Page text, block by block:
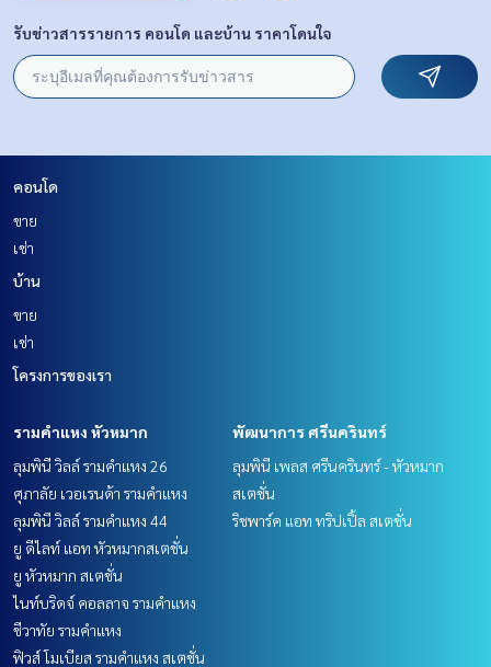
รับข่าวสารรายการ คอนโด และบ้าน ราคาโดนใจ
คอนโด
ขาย
เช่า
บ้าน
ขาย
เช่า
โครงการของเรา
รามคำแหง หัวหมาก
ลุมพินี วิลล์ รามคำแหง 26
ศุภาลัย เวอเรนด้า รามคำแหง
ลุมพินี วิลล์ รามคำแหง 44
ยู ดีไลท์ แอท หัวหมากสเตชั่น
ยู หัวหมาก สเตชั่น
ไนท์บริดจ์ คอลลาจ รามคำแหง
ชีวาทัย รามคำแหง
ฟิวส์ โมเบียส รามคำแหง สเตชั่น
พัฒนาการ ศรีนครินทร์
ลุมพินี เพลส ศรีนครินทร์ - หัวหมาก
สเตชั่น
ริชพาร์ค แอท ทริปเปิ้ล สเตชั่น